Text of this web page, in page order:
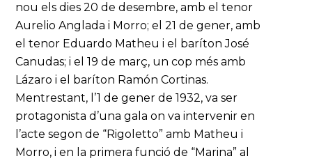
nou els dies 20 de desembre, amb el tenor
Aurelio Anglada i Morro; el 21 de gener, amb
el tenor Eduardo Matheu i el baríton José
Canudas; i el 19 de març, un cop més amb
Lázaro i el baríton Ramón Cortinas.
Mentrestant, l’1 de gener de 1932, va ser
protagonista d’una gala on va intervenir en
l’acte segon de “Rigoletto” amb Matheu i
Morro, i en la primera funció de “Marina” al